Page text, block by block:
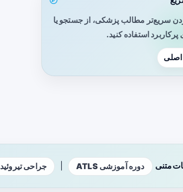
سریع‌تر مطالب پزشکی، از جستجو یا
استفاده کنید.
متنی دوره آموزشی ATLS جراحی تیروئید